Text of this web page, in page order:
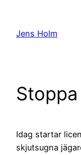
innehåll
Jens Holm
Idag startar
skjutsugna